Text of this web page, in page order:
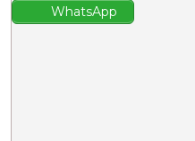
WhatsApp